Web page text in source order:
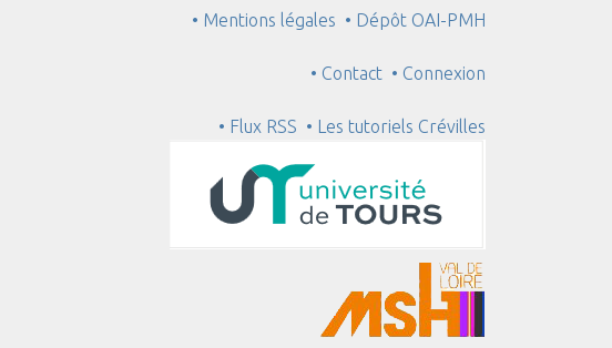
• Mentions légales • Dépôt OAI-PMH
• Contact • Connexion
• Flux RSS • Les tutoriels Crévilles